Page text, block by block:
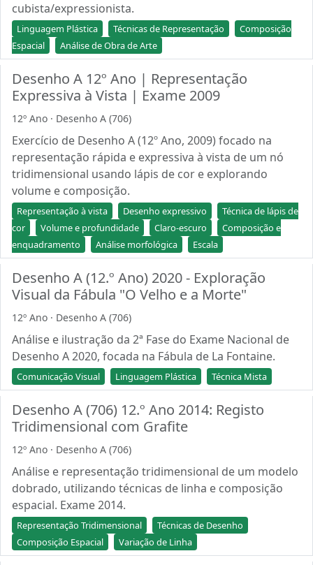
cubista/expressionista.
Linguagem Plástica Técnicas de Representação
Composição
Espacial
Análise de Obra de Arte
Desenho A 12º Ano | Representação
Expressiva à Vista | Exame 2009
12º Ano · Desenho A (706)
Exercício de Desenho A (12º Ano, 2009) focado na
representação rápida e expressiva à vista de um nó
tridimensional usando lápis de cor e explorando
volume e composição.
Representação à vista Desenho expressivo
Técnica de lápis de
cor
Volume e profundidade Claro-escuro
Composição e
enquadramento
Análise morfológica Escala
Desenho A (12.º Ano) 2020 - Exploração
Visual da Fábula "O Velho e a Morte"
12º Ano · Desenho A (706)
Análise e ilustração da 2ª Fase do Exame Nacional de
Desenho A 2020, focada na Fábula de La Fontaine.
Comunicação Visual Linguagem Plástica Técnica Mista
Desenho A (706) 12.º Ano 2014: Registo
Tridimensional com Grafite
12º Ano · Desenho A (706)
Análise e representação tridimensional de um modelo
dobrado, utilizando técnicas de linha e composição
espacial. Exame 2014.
Representação Tridimensional
Técnicas de Desenho
Composição Espacial
Variação de Linha